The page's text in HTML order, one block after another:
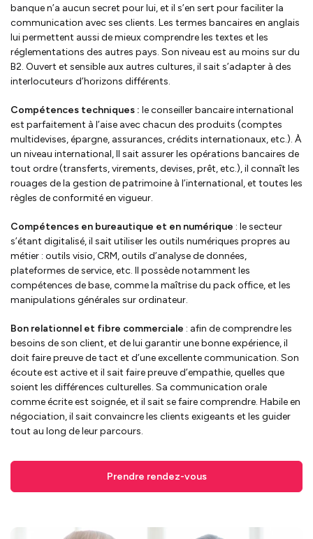
banque n’a aucun secret pour lui, et il s’en sert pour faciliter la
communication avec ses clients. Les termes bancaires en anglais
lui permettent aussi de mieux comprendre les textes et les
réglementations des autres pays. Son niveau est au moins sur du
B2. Ouvert et sensible aux autres cultures, il sait s’adapter à des
interlocuteurs d’horizons différents.
Compétences techniques : le conseiller bancaire international
est parfaitement à l’aise avec chacun des produits (comptes
multidevises, épargne, assurances, crédits internationaux, etc.). À
un niveau international, Il sait assurer les opérations bancaires de
tout ordre (transferts, virements, devises, prêt, etc.), il connaît les
rouages de la gestion de patrimoine à l’international, et toutes les
règles de conformité en vigueur.
Compétences en bureautique et en numérique : le secteur
s’étant digitalisé, il sait utiliser les outils numériques propres au
métier : outils visio, CRM, outils d’analyse de données,
plateformes de service, etc. Il possède notamment les
compétences de base, comme la maîtrise du pack office, et les
manipulations générales sur ordinateur.
Bon relationnel et fibre commerciale : afin de comprendre les
besoins de son client, et de lui garantir une bonne expérience, il
doit faire preuve de tact et d’une excellente communication. Son
écoute est active et il sait faire preuve d’empathie, quelles que
soient les différences culturelles. Sa communication orale
comme écrite est soignée, et il sait se faire comprendre. Habile en
négociation, il sait convaincre les clients exigeants et les guider
tout au long de leur parcours.
Prendre rendez-vous